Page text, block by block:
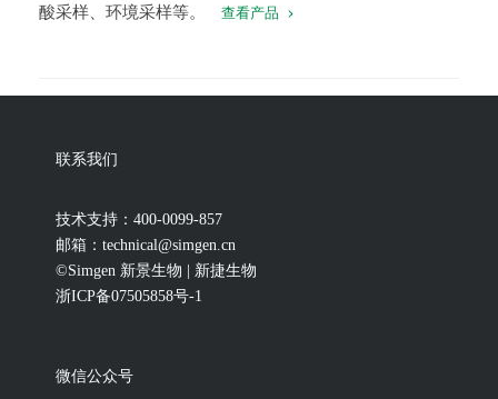
酸采样、环境采样等。
查看产品
联系我们
技术支持：400-0099-857
邮箱：technical@simgen.cn
©Simgen 新景生物 | 新捷生物
浙ICP备07505858号-1
微信公众号